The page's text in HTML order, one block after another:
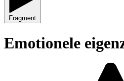
Fragment
Emotionele